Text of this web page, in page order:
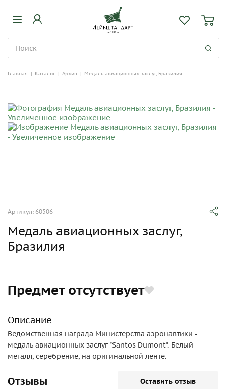
Главная | Каталог | Архив | Медаль авиационных заслуг, Бразилия
Артикул: 60506
Медаль авиационных заслуг,
Бразилия
Предмет отсутствует
Описание
Ведомственная награда Министерства аэронавтики -
медаль авиационных заслуг "Santos Dumont". Белый
металл, серебрение, на оригинальной ленте.
Отзывы Оставить отзыв